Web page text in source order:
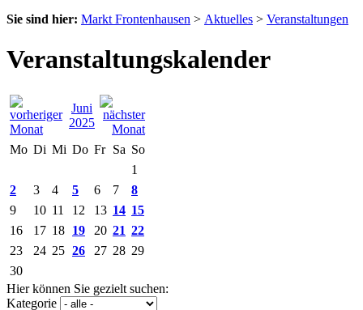
Sie sind hier: Markt Frontenhausen > Aktuelles > Veranstaltungen
Veranstaltungskalender
Juni
2025
Mo Di Mi Do Fr Sa So
1
2
3 4 5 6 7
8
9
10 11 12 13 14 15
16
17 18 19 20 21 22
23
24 25 26 27 28 29
30
Hier können Sie gezielt suchen:
Kategorie